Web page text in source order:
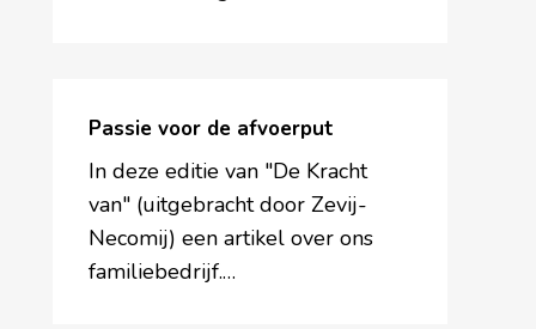
voor
afvoerput
Passie voor de afvoerput
In deze editie van "De Kracht
van" (uitgebracht door Zevij-
Necomij) een artikel over ons
familiebedrijf.…